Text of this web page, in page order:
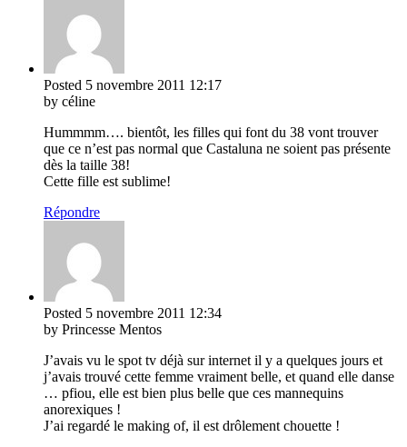
Posted 5 novembre 2011 12:17
by céline
Hummmm…. bientôt, les filles qui font du 38 vont trouver
que ce n’est pas normal que Castaluna ne soient pas présente
dès la taille 38!
Cette fille est sublime!
Répondre
Posted 5 novembre 2011 12:34
by Princesse Mentos
J’avais vu le spot tv déjà sur internet il y a quelques jours et
j’avais trouvé cette femme vraiment belle, et quand elle danse
… pfiou, elle est bien plus belle que ces mannequins
anorexiques !
J’ai regardé le making of, il est drôlement chouette !